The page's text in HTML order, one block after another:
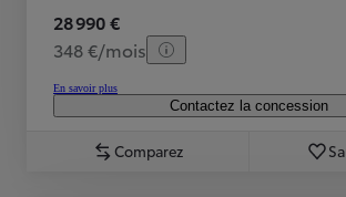
28 990 €
348 €/mois
En savoir plus
Contactez la concession
Comparez